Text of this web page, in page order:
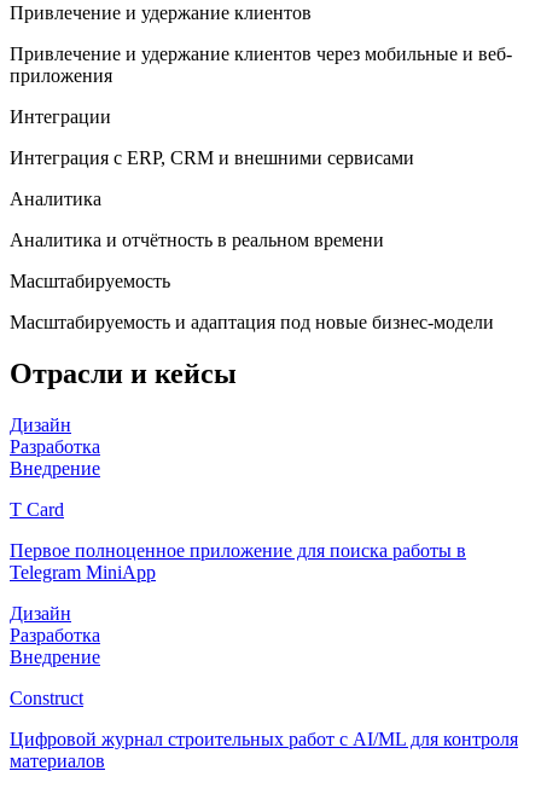
Привлечение и удержание клиентов
Привлечение и удержание клиентов через мобильные и веб-
приложения
Интеграции
Интеграция с ERP, CRM и внешними сервисами
Аналитика
Аналитика и отчётность в реальном времени
Масштабируемость
Масштабируемость и адаптация под новые бизнес-модели
Отрасли и кейсы
Дизайн
Разработка
Внедрение
T Card
Первое полноценное приложение для поиска работы в
Telegram MiniApp
Дизайн
Разработка
Внедрение
Construct
Цифровой журнал строительных работ с AI/ML для контроля
материалов